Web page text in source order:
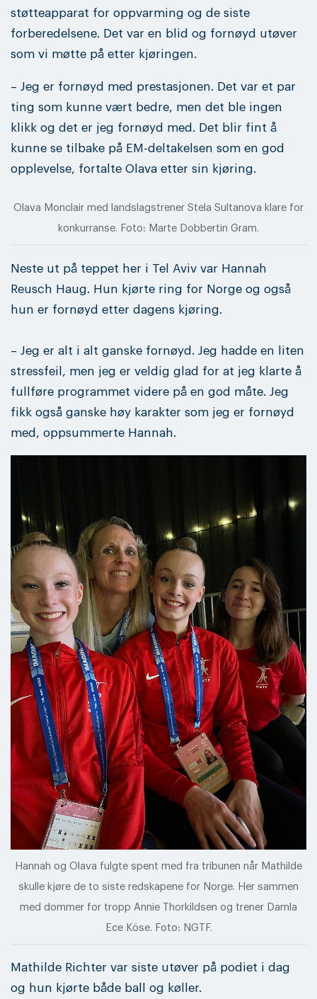
støtteapparat for oppvarming og de siste
forberedelsene. Det var en blid og fornøyd utøver
som vi møtte på etter kjøringen.
– Jeg er fornøyd med prestasjonen. Det var et par
ting som kunne vært bedre, men det ble ingen
klikk og det er jeg fornøyd med. Det blir fint å
kunne se tilbake på EM-deltakelsen som en god
opplevelse, fortalte Olava etter sin kjøring.
Olava Monclair med landslagstrener Stela Sultanova klare for
konkurranse. Foto: Marte Dobbertin Gram.
Neste ut på teppet her i Tel Aviv var Hannah
Reusch Haug. Hun kjørte ring for Norge og også
hun er fornøyd etter dagens kjøring.
– Jeg er alt i alt ganske fornøyd. Jeg hadde en liten
stressfeil, men jeg er veldig glad for at jeg klarte å
fullføre programmet videre på en god måte. Jeg
fikk også ganske høy karakter som jeg er fornøyd
med, oppsummerte Hannah.
Hannah og Olava fulgte spent med fra tribunen når Mathilde
skulle kjøre de to siste redskapene for Norge. Her sammen
med dommer for tropp Annie Thorkildsen og trener Damla
Ece Köse. Foto: NGTF.
Mathilde Richter var siste utøver på podiet i dag
og hun kjørte både ball og køller.